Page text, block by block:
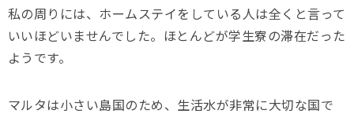
私の周りには、ホームステイをしている人は全くと言って
いいほどいませんでした。ほとんどが学生寮の滞在だった
ようです。
マルタは小さい島国のため、生活水が非常に大切な国で